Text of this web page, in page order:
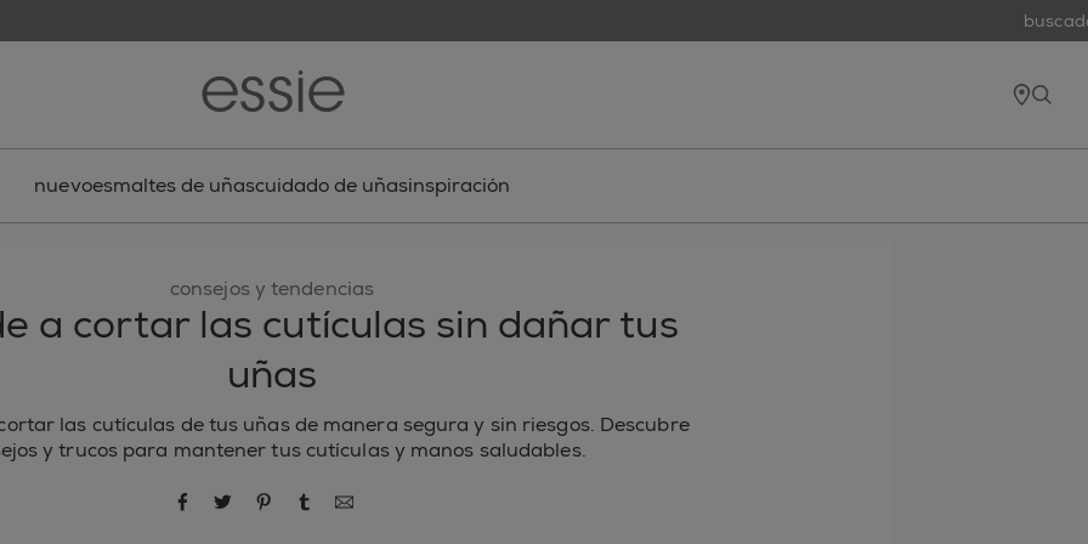
nuevoesmaltes de uñascuidado de uñasinspiración
consejos y tendencias
a cortar las cutículas sin dañar tus
uñas
las cutículas de tus uñas de manera segura y sin riesgos. Descubre
y trucos para mantener tus cutículas y manos saludables.
compartir por Facebook
compartir por Twitter
compartir por Pinterest
compartir por Tumblr
compartir por correo electrónico